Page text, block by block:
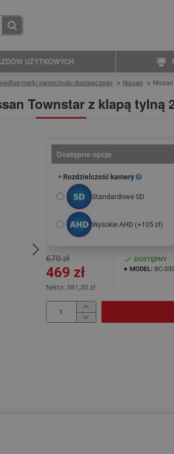
UŻYTKOWYCH
Townstar z klapą tylną
marki samochodu dostawczego Nissan
469 zł
670 zł
Netto: 381,30 zł
DOSTĘPNY
MODEL: BC-
Dostępne opcje
Rozdzielczość kamery
Standardowe SD
Wysokie AHD (+105 zł)